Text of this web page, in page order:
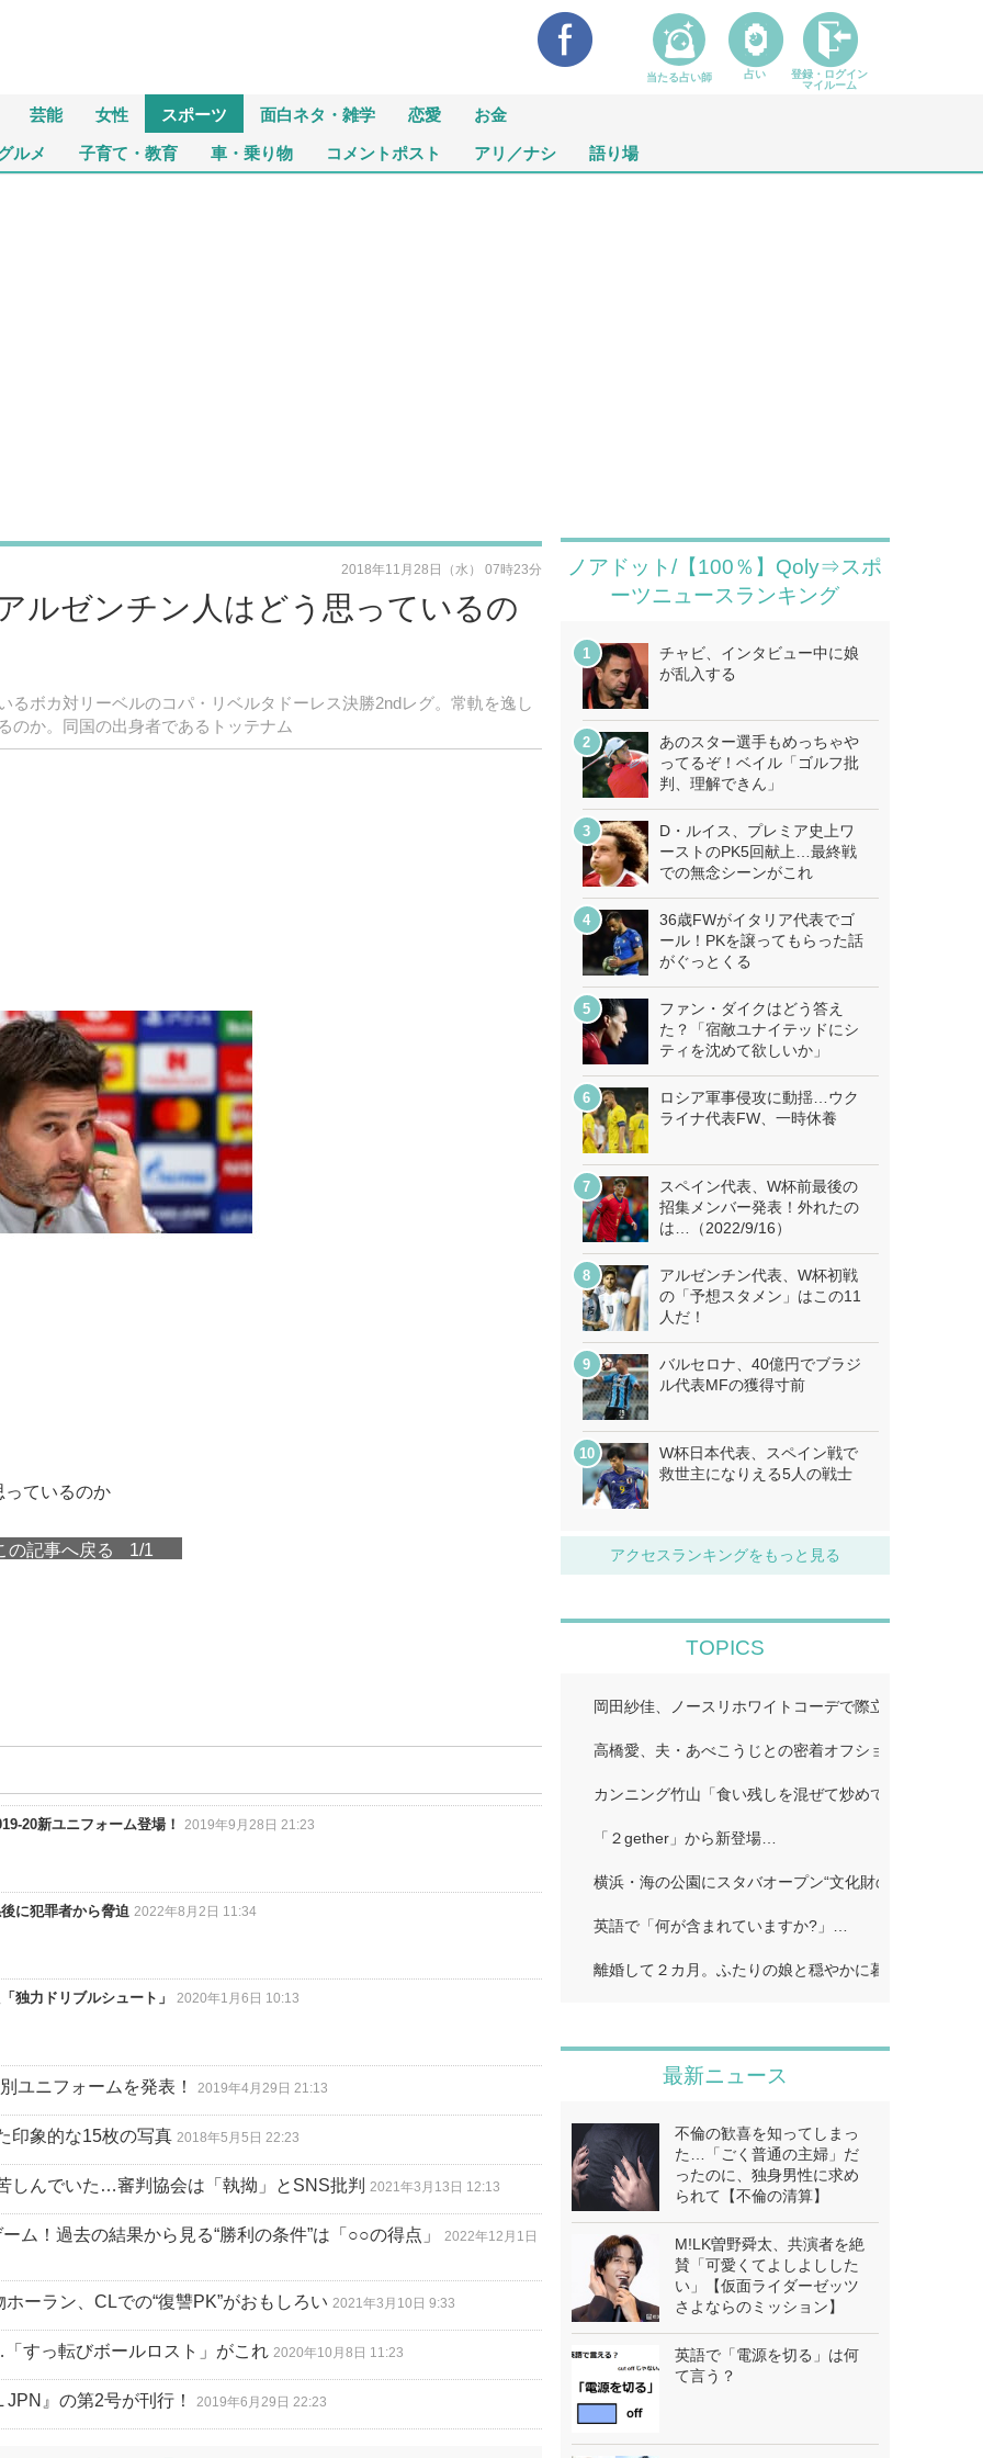
芸能 女性 スポーツ 面白ネタ・雑学 恋愛 お金
ルメ 子育て・教育 車・乗り物 コメントポスト アリ／ナシ 語り場
ルゼンチン人はどう思っているの
ボカ対リーベルのコパ・リベルタドーレス決勝2ndレグ。常軌を逸し
のか。同国の出身者であるトッテナム
2018年11月28日（水） 07時23分
っているのか
の記事へ戻る 1/1
20新ユニフォーム登場！ 2019年9月28日 21:23
に犯罪者から脅迫 2022年8月2日 11:34
独力ドリブルシュート」 2020年1月6日 10:13
ユニフォームを発表！ 2019年4月29日 21:13
印象的な15枚の写真 2018年5月5日 22:23
しんでいた…審判協会は「執拗」とSNS批判 2021年3月13日 12:13
ム！過去の結果から見る“勝利の条件”は「○○の得点」 2022年12月1日
ーラン、CLでの“復讐PK”がおもしろい 2021年3月10日 9:33
すっ転びボールロスト」がこれ 2020年10月8日 11:23
』の第2号が刊行！ 2019年6月29日 22:23
ノアドット/【100％】Qoly⇒スポ
ーツニュースランキング
チャビ、インタビュー中に娘
が乱入する
あのスター選手もめっちゃや
ってるぞ！ベイル「ゴルフ批
判、理解できん」
D・ルイス、プレミア史上ワ
ーストのPK5回献上…最終戦
での無念シーンがこれ
36歳FWがイタリア代表でゴ
ール！PKを譲ってもらった話
がぐっとくる
ファン・ダイクはどう答え
た？「宿敵ユナイテッドにシ
ティを沈めて欲しいか」
ロシア軍事侵攻に動揺…ウク
ライナ代表FW、一時休養
スペイン代表、W杯前最後の
招集メンバー発表！外れたの
は…（2022/9/16）
アルゼンチン代表、W杯初戦
の「予想スタメン」はこの11
人だ！
バルセロナ、40億円でブラジ
ル代表MFの獲得寸前
W杯日本代表、スペイン戦で
救世主になりえる5人の戦士
アクセスランキングをもっと見る
TOPICS
岡田紗佳、ノースリホワイトコーデで際立つ美スタイ
高橋愛、夫・あべこうじとの密着オフショット公開「
カンニング竹山「食い残しを混ぜて炒めて味つけて」…
「２gether」から新登場…
横浜・海の公園にスタバオープン“文化財のレトロ洋館
英語で「何が含まれていますか?」…
離婚して２カ月。ふたりの娘と穏やかに暮らしている
最新ニュース
不倫の歓喜を知ってしまっ
た…「ごく普通の主婦」だ
ったのに、独身男性に求め
られて【不倫の清算】
M!LK曽野舜太、共演者を絶
賛「可愛くてよしよしした
い」【仮面ライダーゼッツ
さよならのミッション】
英語で「電源を切る」は何
て言う？
当たる占い師 占い
登録・ログイン
マイルーム